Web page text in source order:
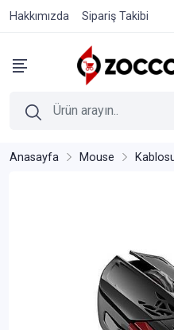
Hakkımızda Sipariş Takibi
Anasayfa Mouse